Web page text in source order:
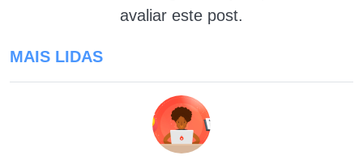
avaliar este post.
MAIS LIDAS